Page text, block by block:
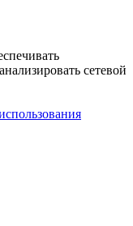
сетевой